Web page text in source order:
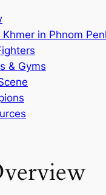
Khmer in Phnom
& Gyms